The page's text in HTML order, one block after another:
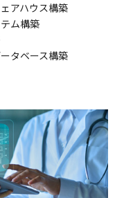
アハウス構築
ム構築
タベース構築